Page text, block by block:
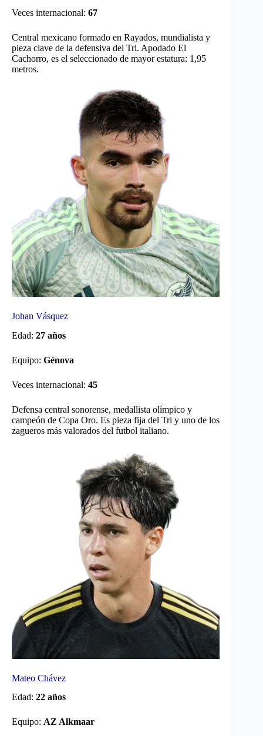
Veces internacional: 67
Central mexicano formado en Rayados, mundialista y
pieza clave de la defensiva del Tri. Apodado El
Cachorro, es el seleccionado de mayor estatura: 1,95
metros.
Johan Vásquez
Edad: 27 años
Equipo: Génova
Veces internacional: 45
Defensa central sonorense, medallista olímpico y
campeón de Copa Oro. Es pieza fija del Tri y uno de los
zagueros más valorados del futbol italiano.
Mateo Chávez
Edad: 22 años
Equipo: AZ Alkmaar